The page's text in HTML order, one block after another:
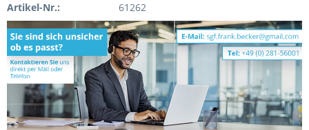
Artikel-Nr.: 61262